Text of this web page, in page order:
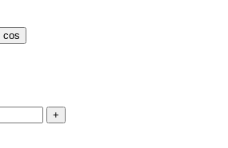
(2)
(6)
cos
+